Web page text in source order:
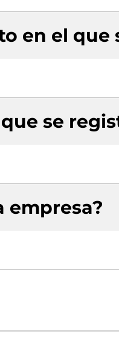
en el que
se
empresa?